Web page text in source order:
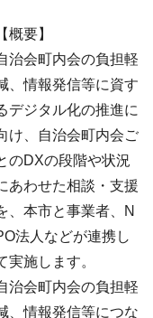
【概要】
治会町内会の負担軽
、情報発信等に資す
デジタル化の推進に
け、自治会町内会ご
のDXの段階や状況
あわせた相談・支援
、本市と事業者、N
法人などが連携し
実施します。
治会町内会の負担軽
、情報発信等につな